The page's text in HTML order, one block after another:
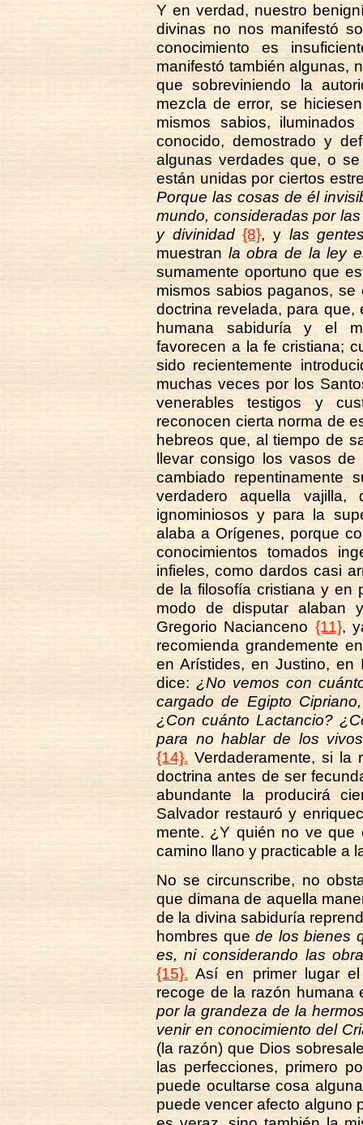
Y en verdad, nuestro
divinas no nos manifestó
conocimiento es
manifestó también algunas,
que sobreviniendo la
mezcla de error, se
mismos sabios,
conocido, demostrado y
algunas verdades que, o
están unidas por ciertos
Porque las cosas de él
mundo, consideradas por
y divinidad {8}, y las
muestran la obra de la ley
sumamente oportuno que
mismos sabios paganos,
doctrina revelada, para
humana sabiduría y el
favorecen a la fe cristiana;
sido recientemente
muchas veces por los
venerables testigos y
reconocen cierta norma de
hebreos que, al tiempo de
llevar consigo los vasos
cambiado repentinamente
verdadero aquella
ignominiosos y para la
alaba a Orígenes, porque
conocimientos tomados
infieles, como dardos casi
de la filosofía cristiana y en
modo de disputar alaban
Gregorio Nacianceno {11},
recomienda grandemente
en Arístides, en Justino,
dice: ¿No vemos con
cargado de Egipto
¿Con cuánto Lactancio?
para no hablar de los
{14}. Verdaderamente, si la
doctrina antes de ser
abundante la producirá
Salvador restauró y
mente. ¿Y quién no ve
camino llano y practicable a
No se circunscribe, no
que dimana de aquella
de la divina sabiduría
hombres quede los bienes
es, ni considerando las
{15}. Así en primer lugar
recoge de la razón
por la grandeza de la
venir en conocimiento del
(la razón) que Dios
las perfecciones, primero
puede ocultarse cosa
puede vencer afecto alguno